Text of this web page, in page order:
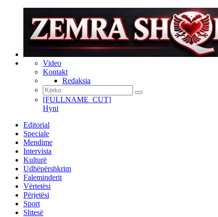
Video
Kontakt
Redaksia
[FULLNAME_CUT]
Hyni
Editorial
Speciale
Mendime
Intervista
Kulturë
Udhëpërshkrim
Faleminderit
Vërtetësi
Përjetësi
Sport
Shtesë